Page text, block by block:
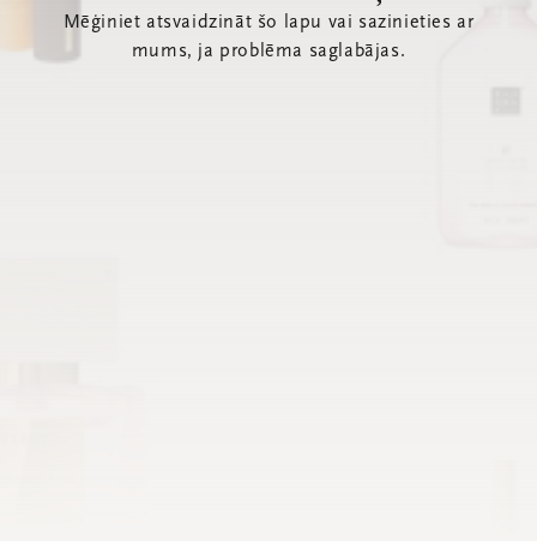
Mēģiniet atsvaidzināt šo lapu vai sazinieties ar
mums, ja problēma saglabājas.